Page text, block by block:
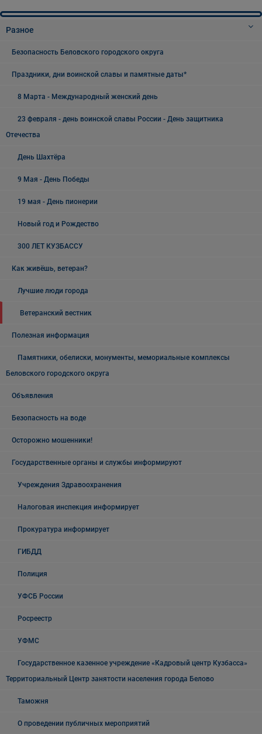
Разное
Безопасность Беловского городского округа
Праздники, дни воинской славы и памятные даты*
8 Марта - Международный женский день
23 февраля - день воинской славы России - День защитника
Отечества
День Шахтёра
9 Мая - День Победы
19 мая - День пионерии
Новый год и Рождество
300 ЛЕТ КУЗБАССУ
Как живёшь, ветеран?
Лучшие люди города
Ветеранский вестник
Полезная информация
Памятники, обелиски, монументы, мемориальные комплексы
Беловского городского округа
Объявления
Безопасность на воде
Осторожно мошенники!
Государственные органы и службы информируют
Учреждения Здравоохранения
Налоговая инспекция информирует
Прокуратура информирует
ГИБДД
Полиция
УФСБ России
Росреестр
УФМС
Государственное казенное учреждение «Кадровый центр Кузбасса»
Территориальный Центр занятости населения города Белово
Таможня
О проведении публичных мероприятий